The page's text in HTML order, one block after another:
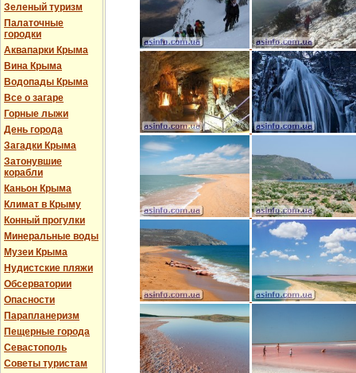
Зеленый туризм
Палаточные
городки
Аквапарки Крыма
Вина Крыма
Водопады Крыма
Все о загаре
Горные лыжи
День города
Загадки Крыма
Затонувшие
корабли
Каньон Крыма
Климат в Крыму
Конный прогулки
Минеральные воды
Музеи Крыма
Нудистские пляжи
Обсерватории
Опасности
Парапланеризм
Пещерные города
Севастополь
Советы туристам